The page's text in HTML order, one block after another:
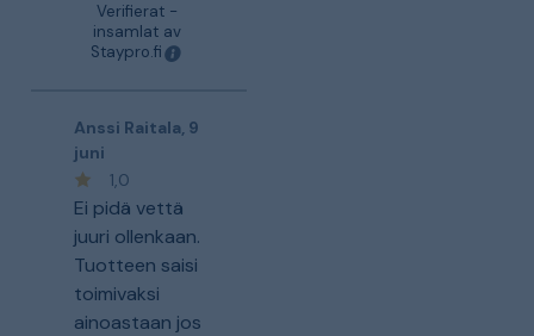
Verifierat -
insamlat av
Staypro.fi
Anssi Raitala, 9
juni
1,0
Ei pidä vettä
juuri ollenkaan.
Tuotteen saisi
toimivaksi
ainoastaan jos